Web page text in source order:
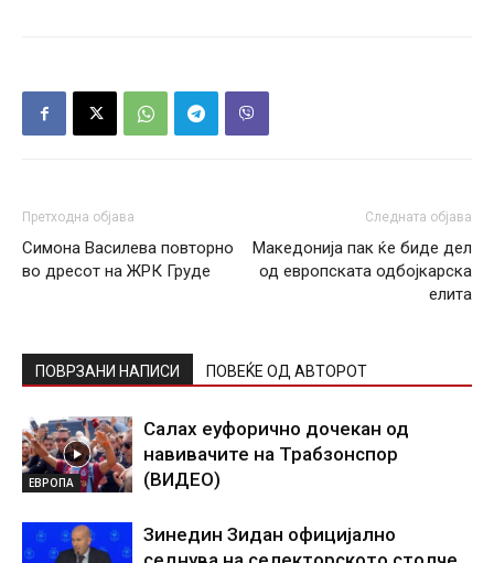
Претходна објава
Симона Василева повторно
во дресот на ЖРК Груде
Следната објава
Македонија пак ќе биде дел
од европската одбојкарска
елита
ПОВРЗАНИ НАПИСИ ПОВЕЌЕ ОД АВТОРОТ
ЕВРОПА
Салах еуфорично дочекан од
навивачите на Трабзонспор
(ВИДЕО)
Зинедин Зидан официјално